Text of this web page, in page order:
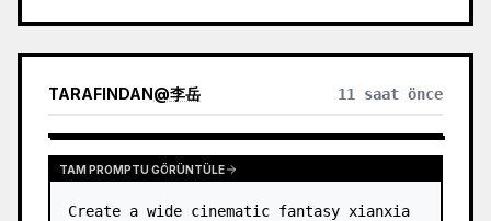
TARAFINDAN@李岳 11 saat önce
TAM PROMPTU GÖRÜNTÜLE
Create a wide cinematic fantasy xianxia